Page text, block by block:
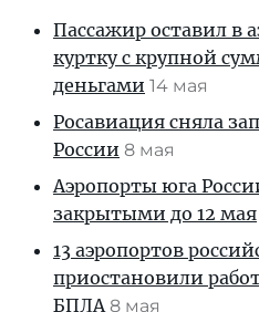
Пассажир оставил в
куртку с крупной
деньгами 14 мая
Росавиация сняла
России 8 мая
Аэропорты юга
закрытыми до 12 мая
13 аэропортов
приостановили
БПЛА 8 мая